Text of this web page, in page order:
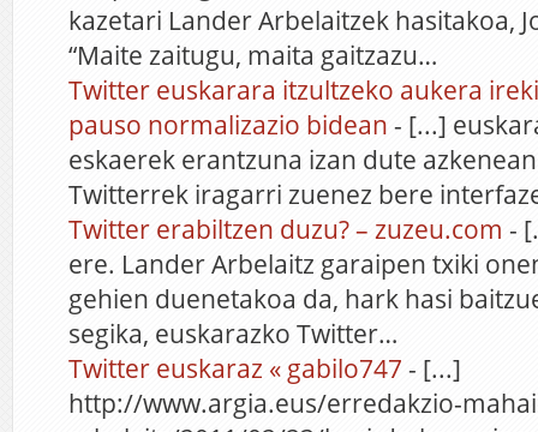
kazetari Lander Arbelaitzek hasitakoa,
“Maite zaitugu, maita gaitzazu…
Twitter euskarara itzultzeko aukera
pauso normalizazio bidean - [...]
eskaerek erantzuna izan dute
Twitterrek iragarri zuenez bere
Twitter erabiltzen duzu? – zuzeu.com -
ere. Lander Arbelaitz garaipen txiki
gehien duenetakoa da, hark hasi
segika, euskarazko Twitter…
Twitter euskaraz « gabilo747 - [...]
http://www.argia.eus/erredakzio-